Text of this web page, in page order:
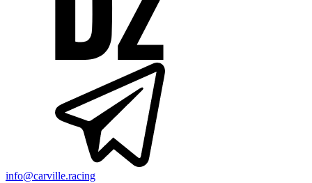
info@carville.racing